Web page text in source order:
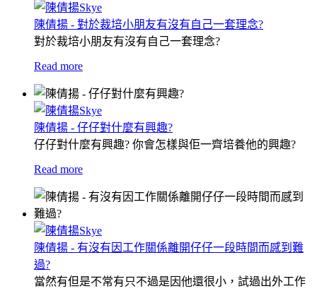
陳倩揚 - 對於裁培小朋友有沒有自己一套理念?
對於裁培小朋友有沒有自己一套理念?
Read more
陳倩揚 - 仔仔對什麼有興趣?
仔仔對什麼有興趣? 你會怎樣與佢一齊培養他的興趣?
Read more
陳倩揚 - 有沒有因工作關係離開仔仔一段時間而感到難
過?
當然有但是不常有只不過是因他還很小，試過出外工作